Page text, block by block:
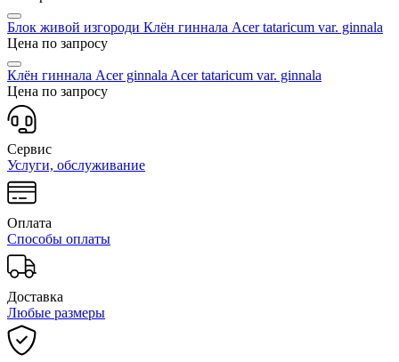
Блок живой изгороди Клён гиннала Acer tataricum var. ginnala
Цена по запросу
Клён гиннала Acer ginnala Acer tataricum var. ginnala
Цена по запросу
Сервис
Услуги, обслуживание
Оплата
Способы оплаты
Доставка
Любые размеры